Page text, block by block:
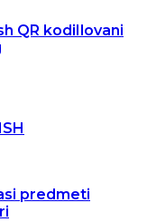
Ilovani
predmeti